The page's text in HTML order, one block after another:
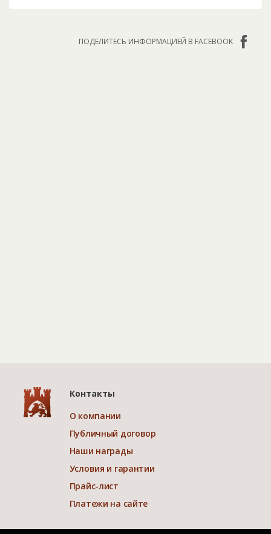
ПОДЕЛИТЕСЬ ИНФОРМАЦИЕЙ В FACEBOOK
Контакты
О компании
Публичный договор
Наши награды
Условия и гарантии
Прайс-лист
Платежи на сайте